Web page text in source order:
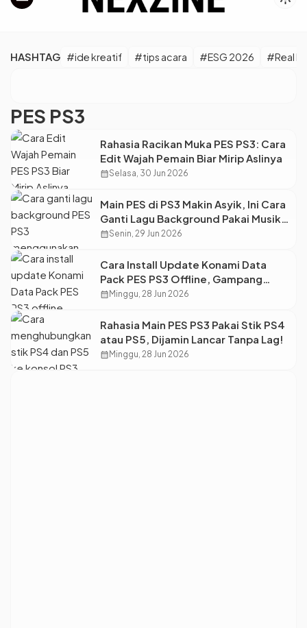
HASHTAG #ide kreatif #tips acara #ESG 2026 #Real
PES PS3
Rahasia Racikan Muka PES PS3: Cara
Edit Wajah Pemain Biar Mirip Aslinya
calendar_monthSelasa, 30 Jun 2026
Main PES di PS3 Makin Asyik, Ini Cara
Ganti Lagu Background Pakai Musik
Sendiri!
calendar_monthSenin, 29 Jun 2026
Cara Install Update Konami Data
Pack PES PS3 Offline, Gampang
Banget!
calendar_month Minggu, 28 Jun 2026
Rahasia Main PES PS3 Pakai Stik PS4
atau PS5, Dijamin Lancar Tanpa Lag!
calendar_month Minggu, 28 Jun 2026